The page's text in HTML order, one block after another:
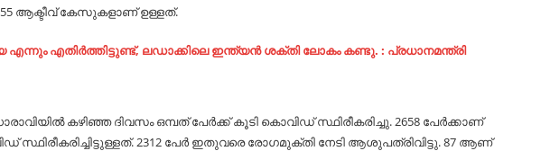
ആക്ടീവ് കേസുകളാണ് ഉള്ളത്.
എ​ന്നും എ​തി​ര്‍​ത്തി​ട്ടു​ണ്ട്, ല​ഡാ​ക്കി​ലെ ഇ​ന്ത്യ​ന്‍ ശ​ക്തി ലോ​കം ക​ണ്ടു. : പ്ര​ധാ​ന​മ​ന്ത്രി
കഴിഞ്ഞ ദിവസം ഒമ്പത് പേര്‍ക്ക് കൂടി കൊവിഡ് സ്ഥിരീകരിച്ചു. 2658 പേര്‍ക്കാണ്
സ്ഥിരീകരിച്ചിട്ടുള്ളത്. 2312 പേര്‍ ഇതുവരെ രോഗമുക്തി നേടി ആശുപത്രിവിട്ടു. 87 ആണ്